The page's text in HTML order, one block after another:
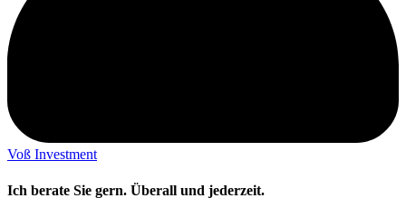
Voß Investment
Ich berate Sie gern. Überall und jederzeit.